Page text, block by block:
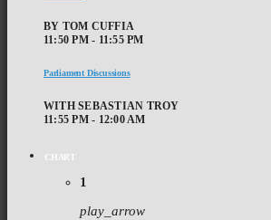
BY TOM CUFFIA
11:50 PM - 11:55 PM
Parliament Discussions
WITH SEBASTIAN TROY
11:55 PM - 12:00 AM
CHART
1
play_arrow